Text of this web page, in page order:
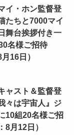
イ・ホン監督登
たちと7000マイ
舞台挨拶付き一
名様ご招待
16日）
ャスト＆監督登
々は宇宙人』ジ
10組20名様ご招
月12日）